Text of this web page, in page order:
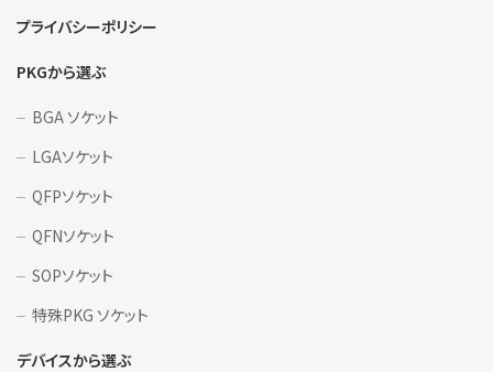
プライバシーポリシー
PKGから選ぶ
BGA ソケット
LGAソケット
QFPソケット
QFNソケット
SOPソケット
特殊PKG ソケット
デバイスから選ぶ